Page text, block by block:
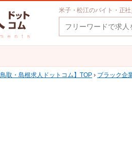
米子・松江のバイト・正
鳥取・島根求人ドットコム TOP › ブラック企